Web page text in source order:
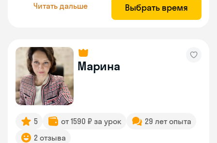
Читать дальше Выбрать время
Марина
5 от 1590 ₽ за урок
29 лет опыта
2 отзыва